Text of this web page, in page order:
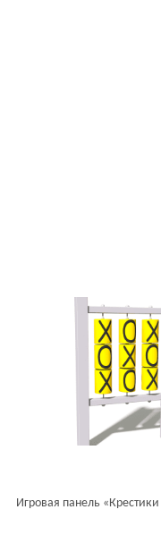
Игровая панель